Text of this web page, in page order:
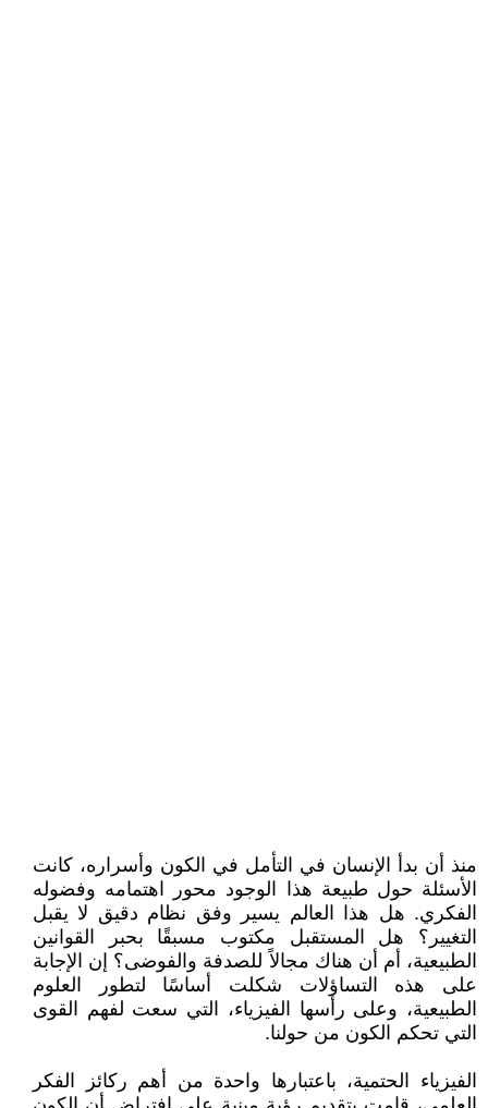
منذ أن بدأ الإنسان في التأمل في الكون وأسراره، كانت
الأسئلة حول طبيعة هذا الوجود محور اهتمامه وفضوله
الفكري. هل هذا العالم يسير وفق نظام دقيق لا يقبل
التغيير؟ هل المستقبل مكتوب مسبقًا بحبر القوانين
الطبيعية، أم أن هناك مجالاً للصدفة والفوضى؟ إن الإجابة
على هذه التساؤلات شكلت أساسًا لتطور العلوم
الطبيعية، وعلى رأسها الفيزياء، التي سعت لفهم القوى
التي تحكم الكون من حولنا.
الفيزياء الحتمية، باعتبارها واحدة من أهم ركائز الفكر